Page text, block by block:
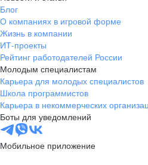
Блог
О компаниях в игровой форме
Жизнь в компании
ИТ-проекты
Рейтинг работодателей России
Молодым специалистам
Карьера для молодых специалистов
Школа программистов
Карьера в некоммерческих
Боты для уведомлений
Мобильное приложение